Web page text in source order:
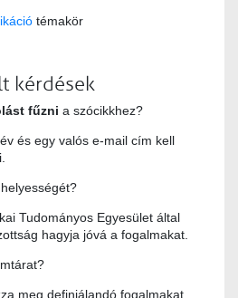
témakör
kérdések
fűzni a szócikkhez?
és egy valós e-mail cím kell
Tudományos Egyesület által
hagyja jóvá a fogalmakat.
meg definiálandó fogalmakat.